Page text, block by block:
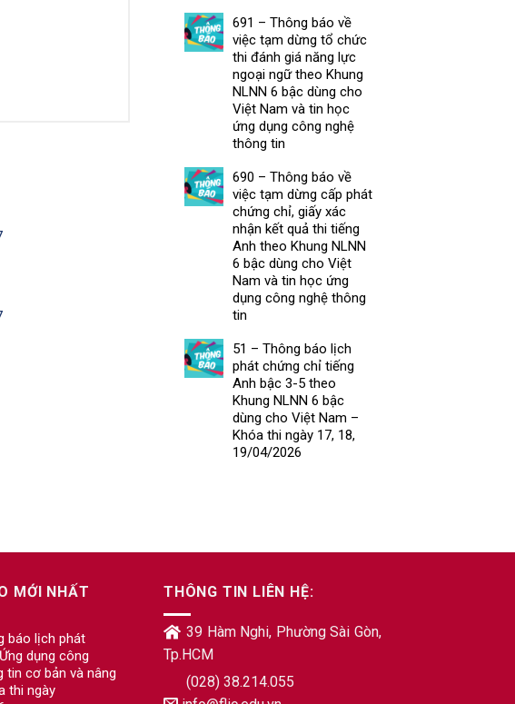
691 – Thông báo về
việc tạm dừng tổ chức
thi đánh giá năng lực
ngoại ngữ theo Khung
NLNN 6 bậc dùng cho
Việt Nam và tin học
ứng dụng công nghệ
thông tin
690 – Thông báo về
việc tạm dừng cấp phát
chứng chỉ, giấy xác
nhận kết quả thi tiếng
Anh theo Khung NLNN
6 bậc dùng cho Việt
Nam và tin học ứng
dụng công nghệ thông
tin
51 – Thông báo lịch
phát chứng chỉ tiếng
Anh bậc 3-5 theo
Khung NLNN 6 bậc
dùng cho Việt Nam –
Khóa thi ngày 17, 18,
19/04/2026
MỚI NHẤT
báo lịch phát
dụng công
tin cơ bản và nâng
thi ngày
THÔNG TIN LIÊN HỆ:
39 Hàm Nghi, Phường Sài Gòn,
Tp.HCM
(028) 38.214.055